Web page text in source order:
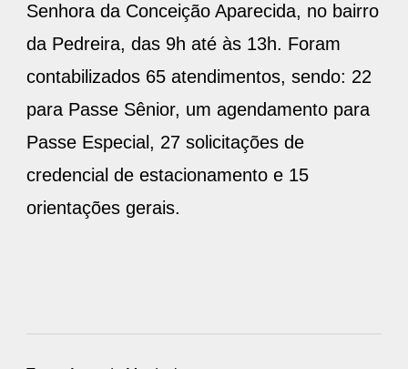
Senhora da Conceição Aparecida, no bairro
da Pedreira, das 9h até às 13h. Foram
contabilizados 65 atendimentos, sendo: 22
para Passe Sênior, um agendamento para
Passe Especial, 27 solicitações de
credencial de estacionamento e 15
orientações gerais.